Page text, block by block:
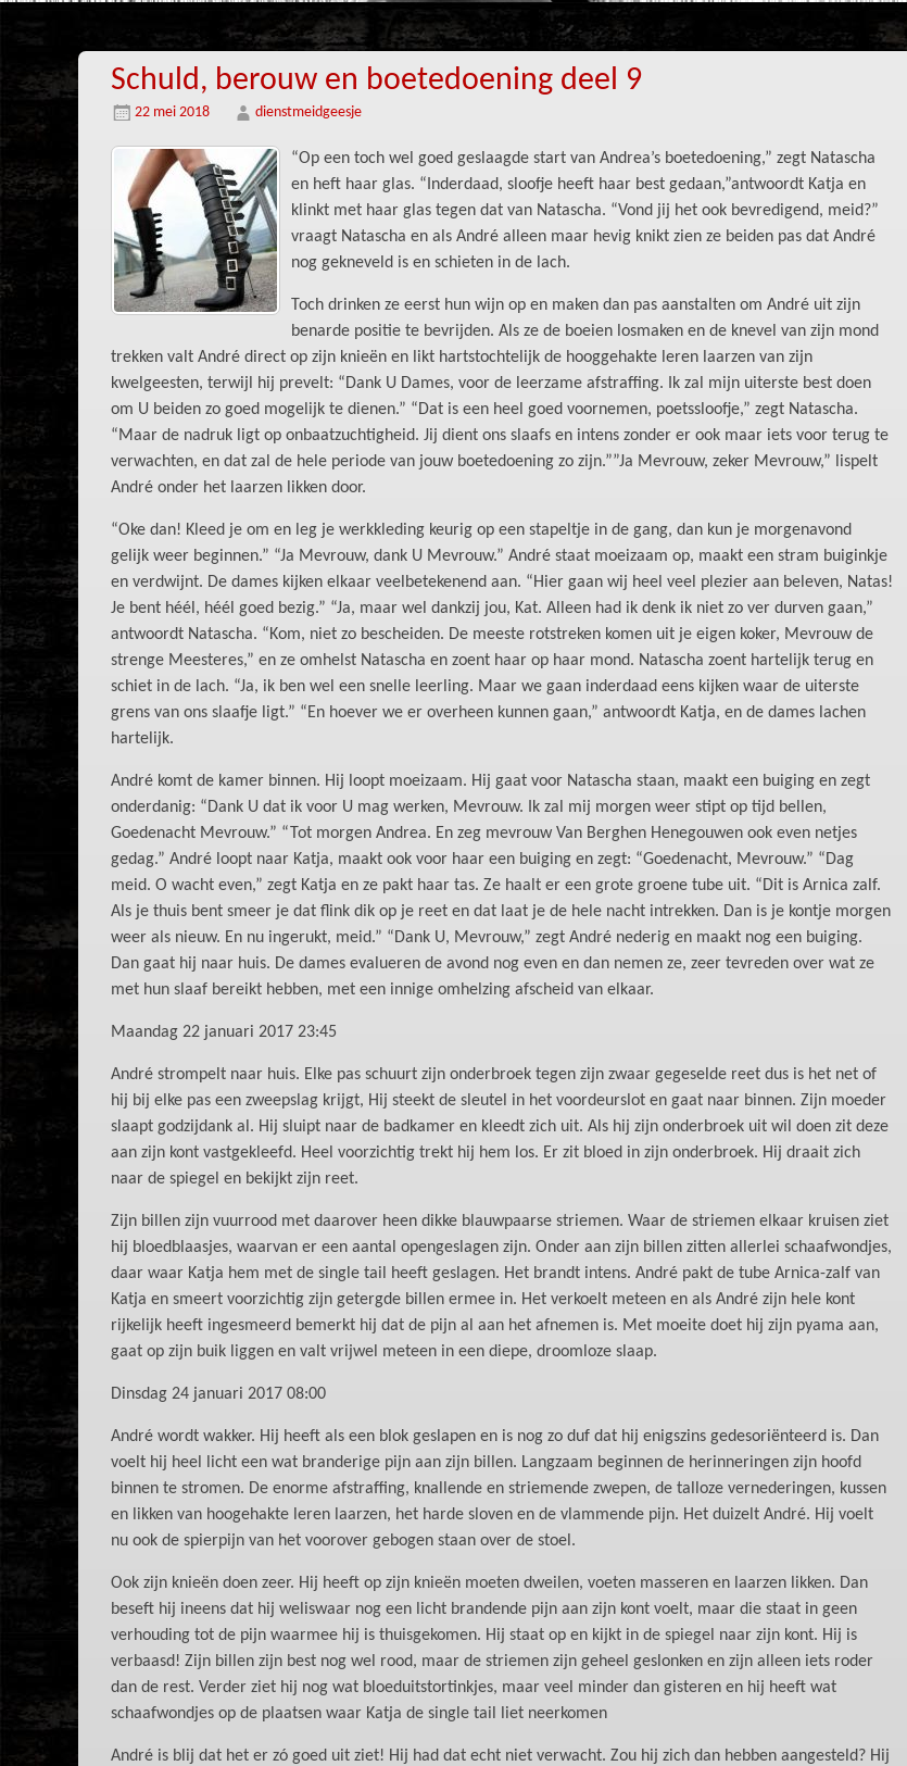
Schuld, berouw en boetedoening deel 9
22 mei 2018 dienstmeidgeesje
“Op een toch wel goed geslaagde start van Andrea’s boetedoening,” zegt Natascha
en heft haar glas. “Inderdaad, sloofje heeft haar best gedaan,”antwoordt Katja en
klinkt met haar glas tegen dat van Natascha. “Vond jij het ook bevredigend, meid?”
vraagt Natascha en als André alleen maar hevig knikt zien ze beiden pas dat André
nog gekneveld is en schieten in de lach.
Toch drinken ze eerst hun wijn op en maken dan pas aanstalten om André uit zijn
benarde positie te bevrijden. Als ze de boeien losmaken en de knevel van zijn mond
trekken valt André direct op zijn knieën en likt hartstochtelijk de hooggehakte leren laarzen van zijn
kwelgeesten, terwijl hij prevelt: “Dank U Dames, voor de leerzame afstraffing. Ik zal mijn uiterste best doen
om U beiden zo goed mogelijk te dienen.” “Dat is een heel goed voornemen, poetssloofje,” zegt Natascha.
“Maar de nadruk ligt op onbaatzuchtigheid. Jij dient ons slaafs en intens zonder er ook maar iets voor terug te
verwachten, en dat zal de hele periode van jouw boetedoening zo zijn.””Ja Mevrouw, zeker Mevrouw,” lispelt
André onder het laarzen likken door.
“Oke dan! Kleed je om en leg je werkkleding keurig op een stapeltje in de gang, dan kun je morgenavond
gelijk weer beginnen.” “Ja Mevrouw, dank U Mevrouw.” André staat moeizaam op, maakt een stram buiginkje
en verdwijnt. De dames kijken elkaar veelbetekenend aan. “Hier gaan wij heel veel plezier aan beleven, Natas!
Je bent héél, héél goed bezig.” “Ja, maar wel dankzij jou, Kat. Alleen had ik denk ik niet zo ver durven gaan,”
antwoordt Natascha. “Kom, niet zo bescheiden. De meeste rotstreken komen uit je eigen koker, Mevrouw de
strenge Meesteres,” en ze omhelst Natascha en zoent haar op haar mond. Natascha zoent hartelijk terug en
schiet in de lach. “Ja, ik ben wel een snelle leerling. Maar we gaan inderdaad eens kijken waar de uiterste
grens van ons slaafje ligt.” “En hoever we er overheen kunnen gaan,” antwoordt Katja, en de dames lachen
hartelijk.
André komt de kamer binnen. Hij loopt moeizaam. Hij gaat voor Natascha staan, maakt een buiging en zegt
onderdanig: “Dank U dat ik voor U mag werken, Mevrouw. Ik zal mij morgen weer stipt op tijd bellen,
Goedenacht Mevrouw.” “Tot morgen Andrea. En zeg mevrouw Van Berghen Henegouwen ook even netjes
gedag.” André loopt naar Katja, maakt ook voor haar een buiging en zegt: “Goedenacht, Mevrouw.” “Dag
meid. O wacht even,” zegt Katja en ze pakt haar tas. Ze haalt er een grote groene tube uit. “Dit is Arnica zalf.
Als je thuis bent smeer je dat flink dik op je reet en dat laat je de hele nacht intrekken. Dan is je kontje morgen
weer als nieuw. En nu ingerukt, meid.” “Dank U, Mevrouw,” zegt André nederig en maakt nog een buiging.
Dan gaat hij naar huis. De dames evalueren de avond nog even en dan nemen ze, zeer tevreden over wat ze
met hun slaaf bereikt hebben, met een innige omhelzing afscheid van elkaar.
Maandag 22 januari 2017 23:45
André strompelt naar huis. Elke pas schuurt zijn onderbroek tegen zijn zwaar gegeselde reet dus is het net of
hij bij elke pas een zweepslag krijgt, Hij steekt de sleutel in het voordeurslot en gaat naar binnen. Zijn moeder
slaapt godzijdank al. Hij sluipt naar de badkamer en kleedt zich uit. Als hij zijn onderbroek uit wil doen zit deze
aan zijn kont vastgekleefd. Heel voorzichtig trekt hij hem los. Er zit bloed in zijn onderbroek. Hij draait zich
naar de spiegel en bekijkt zijn reet.
Zijn billen zijn vuurrood met daarover heen dikke blauwpaarse striemen. Waar de striemen elkaar kruisen ziet
hij bloedblaasjes, waarvan er een aantal opengeslagen zijn. Onder aan zijn billen zitten allerlei schaafwondjes,
daar waar Katja hem met de single tail heeft geslagen. Het brandt intens. André pakt de tube Arnica-zalf van
Katja en smeert voorzichtig zijn getergde billen ermee in. Het verkoelt meteen en als André zijn hele kont
rijkelijk heeft ingesmeerd bemerkt hij dat de pijn al aan het afnemen is. Met moeite doet hij zijn pyama aan,
gaat op zijn buik liggen en valt vrijwel meteen in een diepe, droomloze slaap.
Dinsdag 24 januari 2017 08:00
André wordt wakker. Hij heeft als een blok geslapen en is nog zo duf dat hij enigszins gedesoriënteerd is. Dan
voelt hij heel licht een wat branderige pijn aan zijn billen. Langzaam beginnen de herinneringen zijn hoofd
binnen te stromen. De enorme afstraffing, knallende en striemende zwepen, de talloze vernederingen, kussen
en likken van hoogehakte leren laarzen, het harde sloven en de vlammende pijn. Het duizelt André. Hij voelt
nu ook de spierpijn van het voorover gebogen staan over de stoel.
Ook zijn knieën doen zeer. Hij heeft op zijn knieën moeten dweilen, voeten masseren en laarzen likken. Dan
beseft hij ineens dat hij weliswaar nog een licht brandende pijn aan zijn kont voelt, maar die staat in geen
verhouding tot de pijn waarmee hij is thuisgekomen. Hij staat op en kijkt in de spiegel naar zijn kont. Hij is
verbaasd! Zijn billen zijn best nog wel rood, maar de striemen zijn geheel geslonken en zijn alleen iets roder
dan de rest. Verder ziet hij nog wat bloeduitstortinkjes, maar veel minder dan gisteren en hij heeft wat
schaafwondjes op de plaatsen waar Katja de single tail liet neerkomen
André is blij dat het er zó goed uit ziet! Hij had dat echt niet verwacht. Zou hij zich dan hebben aangesteld? Hij